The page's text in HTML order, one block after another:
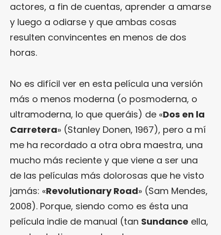
actores, a fin de cuentas, aprender a amarse
y luego a odiarse y que ambas cosas
resulten convincentes en menos de dos
horas.
No es difícil ver en esta película una versión
más o menos moderna (o posmoderna, o
ultramoderna, lo que queráis) de «Dos en la
Carretera» (Stanley Donen, 1967), pero a mí
me ha recordado a otra obra maestra, una
mucho más reciente y que viene a ser una
de las películas más dolorosas que he visto
jamás: «Revolutionary Road» (Sam Mendes,
2008). Porque, siendo como es ésta una
película indie de manual (tan Sundance ella,